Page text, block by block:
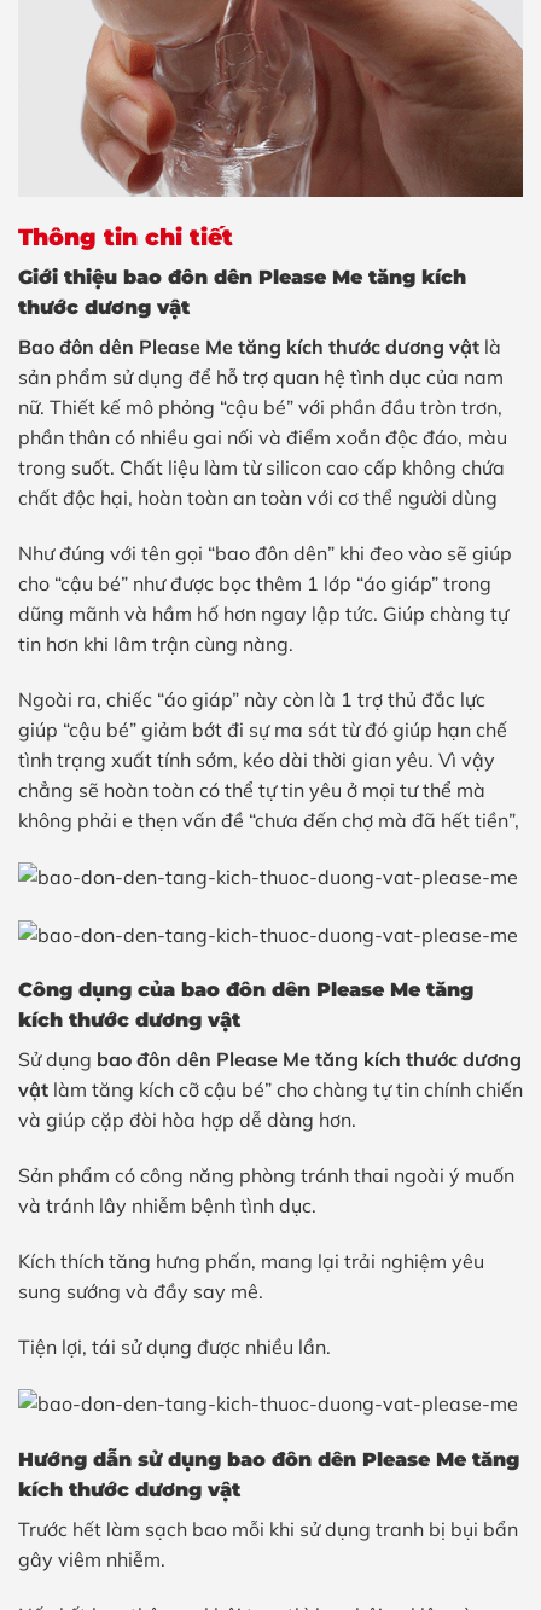
Thông tin chi tiết
Giới thiệu bao đôn dên Please Me tăng kích
thước dương vật
Bao đôn dên Please Me tăng kích thước dương vật là
sản phẩm sử dụng để hỗ trợ quan hệ tình dục của nam
nữ. Thiết kế mô phỏng “cậu bé” với phần đầu tròn trơn,
phần thân có nhiều gai nối và điểm xoắn độc đáo, màu
trong suốt. Chất liệu làm từ silicon cao cấp không chứa
chất độc hại, hoàn toàn an toàn với cơ thể người dùng
Như đúng với tên gọi “bao đôn dên” khi đeo vào sẽ giúp
cho “cậu bé” như được bọc thêm 1 lớp “áo giáp” trong
dũng mãnh và hầm hố hơn ngay lập tức. Giúp chàng tự
tin hơn khi lâm trận cùng nàng.
Ngoài ra, chiếc “áo giáp” này còn là 1 trợ thủ đắc lực
giúp “cậu bé” giảm bớt đi sự ma sát từ đó giúp hạn chế
tình trạng xuất tính sớm, kéo dài thời gian yêu. Vì vậy
chẳng sẽ hoàn toàn có thể tự tin yêu ở mọi tư thể mà
không phải e thẹn vấn đề “chưa đến chợ mà đã hết tiền”,
Công dụng của bao đôn dên Please Me tăng
kích thước dương vật
Sử dụng bao đôn dên Please Me tăng kích thước dương
vật làm tăng kích cỡ cậu bé” cho chàng tự tin chính chiến
và giúp cặp đòi hòa hợp dễ dàng hơn.
Sản phẩm có công năng phòng tránh thai ngoài ý muốn
và tránh lây nhiễm bệnh tình dục.
Kích thích tăng hưng phấn, mang lại trải nghiệm yêu
sung sướng và đầy say mê.
Tiện lợi, tái sử dụng được nhiều lần.
Hướng dẫn sử dụng bao đôn dên Please Me tăng
kích thước dương vật
Trước hết làm sạch bao mỗi khi sử dụng tranh bị bụi bẩn
gây viêm nhiễm.